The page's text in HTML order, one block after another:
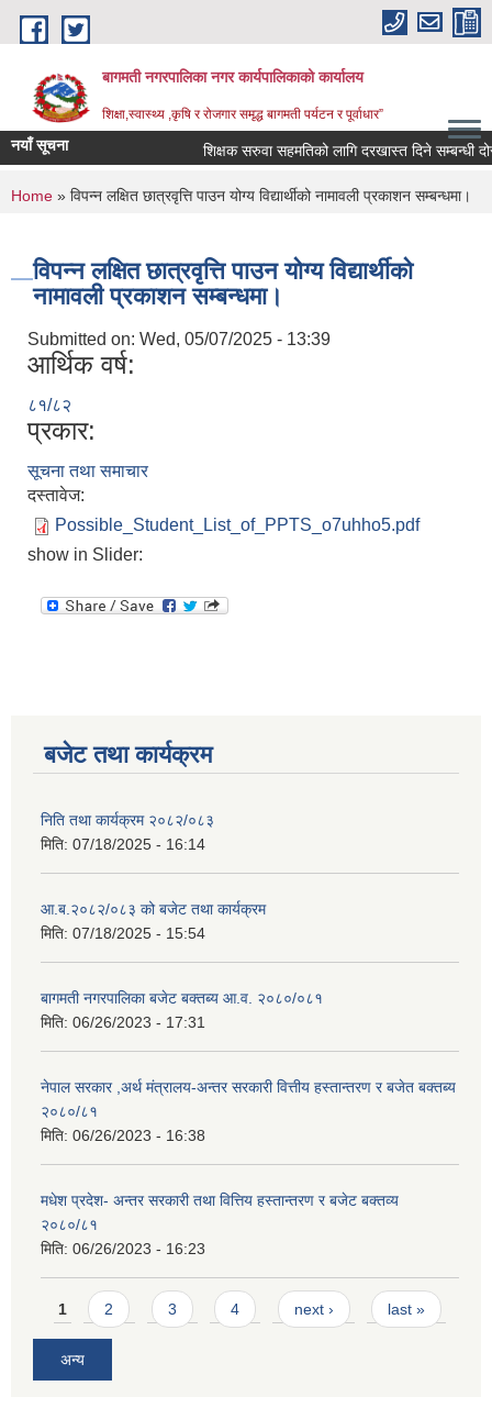
Skip to main content
बागमती नगरपालिका नगर कार्यपालिकाको कार्यालय
शिक्षा,स्वास्थ्य ,कृषि र रोजगार समृद्ध बागमती पर्यटन र पूर्वाधार”
नयाँ सूचना शिक्षक सरुवा सहमतिको लागि दरखास्त दिने
You are here
Home » विपन्न लक्षित छात्रवृत्ति पाउन योग्य विद्यार्थीको नामावली प्रकाशन सम्बन्धमा।
विपन्न लक्षित छात्रवृत्ति पाउन योग्य विद्यार्थीको
नामावली प्रकाशन सम्बन्धमा।
Submitted on: Wed, 05/07/2025 - 13:39
आर्थिक वर्ष:
८१/८२
प्रकार:
सूचना तथा समाचार
दस्तावेज:
Possible_Student_List_of_PPTS_o7uhho5.pdf
show in Slider:
बजेट तथा कार्यक्रम
निति तथा कार्यक्रम २०८२/०८३
मिति: 07/18/2025 - 16:14
आ.ब.२०८२/०८३ को बजेट तथा कार्यक्रम
मिति: 07/18/2025 - 15:54
बागमती नगरपालिका बजेट बक्तब्य आ.व. २०८०/०८१
मिति: 06/26/2023 - 17:31
नेपाल सरकार ,अर्थ मंत्रालय-अन्तर सरकारी वित्तीय हस्तान्तरण र बजेत बक्तब्य
२०८०/८१
मिति: 06/26/2023 - 16:38
मधेश प्रदेश- अन्तर सरकारी तथा वित्तिय हस्तान्तरण र बजेट बक्तव्य
२०८०/८१
मिति: 06/26/2023 - 16:23
Pages
1 2 3 4 next › last »
अन्य